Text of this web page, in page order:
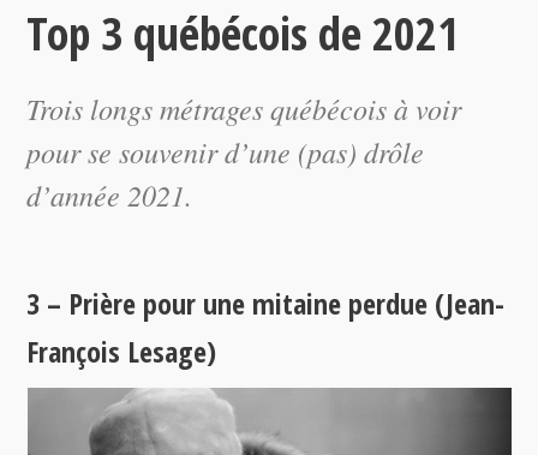
Top 3 québécois de 2021
Trois longs métrages québécois à voir
pour se souvenir d’une (pas) drôle
d’année 2021.
3 – Prière pour une mitaine perdue (Jean-
François Lesage)